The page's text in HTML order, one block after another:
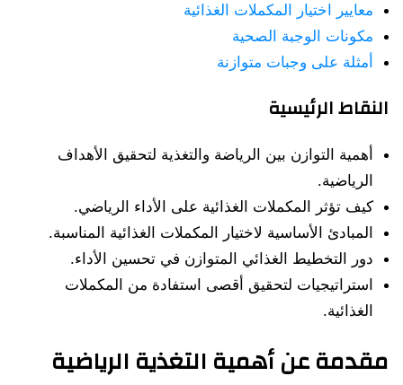
معايير اختيار المكملات الغذائية
مكونات الوجبة الصحية
أمثلة على وجبات متوازنة
النقاط الرئيسية
أهمية التوازن بين الرياضة والتغذية لتحقيق الأهداف
الرياضية.
كيف تؤثر المكملات الغذائية على الأداء الرياضي.
المبادئ الأساسية لاختيار المكملات الغذائية المناسبة.
دور التخطيط الغذائي المتوازن في تحسين الأداء.
استراتيجيات لتحقيق أقصى استفادة من المكملات
الغذائية.
مقدمة عن أهمية التغذية الرياضية